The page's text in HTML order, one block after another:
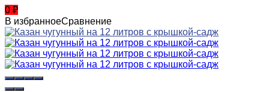
0 ₽
В избранноеСравнение